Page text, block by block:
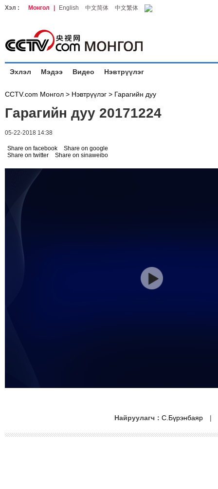
Хэл : Монгол English 中文简体 中文繁体
Эхлэл Мэдээ Видео Нэвтрүүлэг
CCTV.com Монгол > Нэвтрүүлэг > Гарагийн дуу
Гарагийн дуу 20171224
05-22-2018 14:38
Share on facebook
Share on google
Share on twitter
Share on sinaweibo
Найруулагч： С.Бүрэнбаяр |